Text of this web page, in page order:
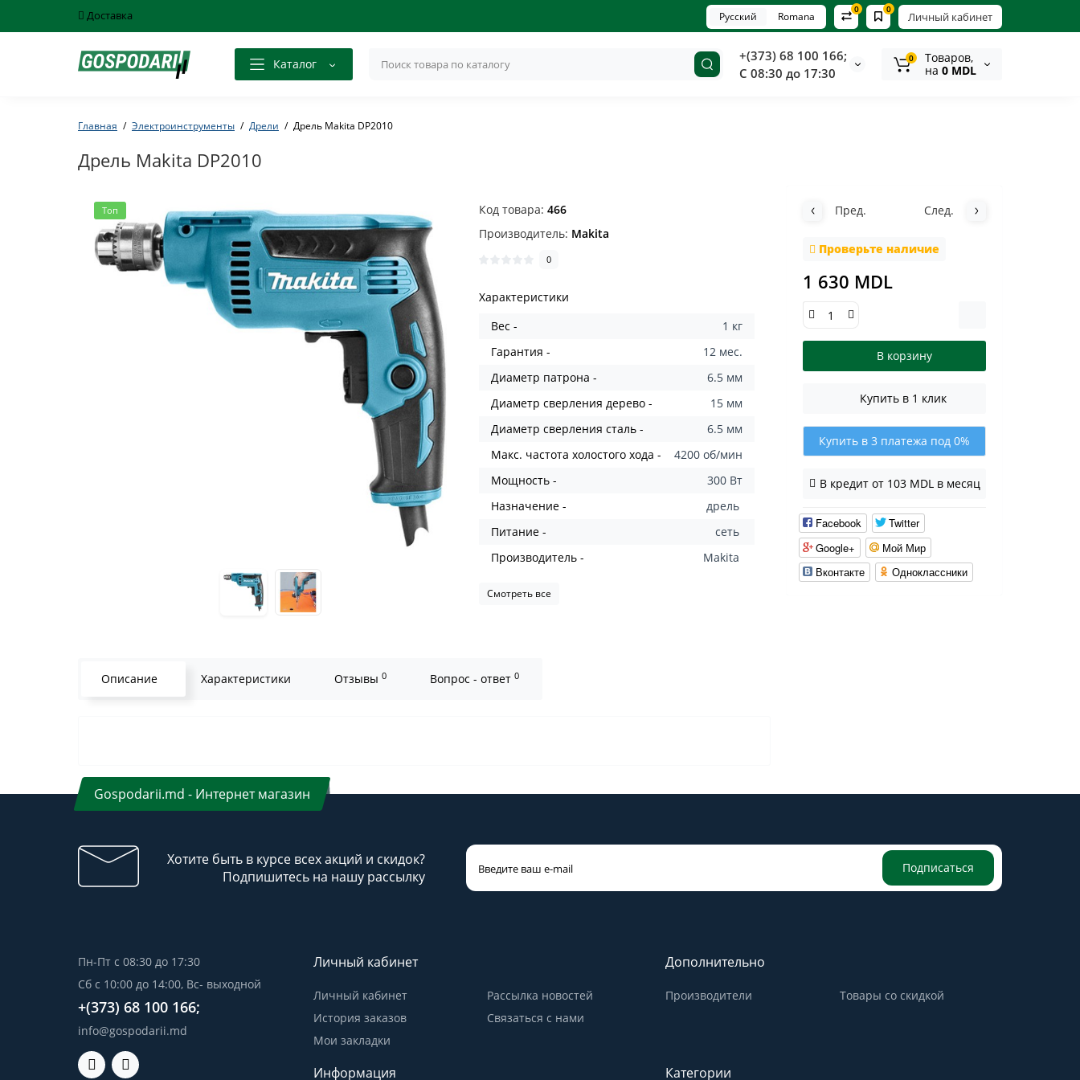
Доставка Личный кабинет
0
0
Русский Romana
Каталог
+(373) 68 100 166;
С 08:30 до 17:30
0
Tоваров,
на 0 MDL
Главная Электроинструменты Дрели Дрель Makita DP2010
Дрель Makita DP2010
Топ Код товара:466
Производитель: Makita
0
Характеристики
Вес -
1 кг
Гарантия -
12 мес.
Диаметр патрона -
6.5 мм
Диаметр сверления дерево -
15 мм
Диаметр сверления сталь -
6.5 мм
Макс. частота холостого хода -
4200 об/мин
Мощность -
300 Вт
Назначение -
дрель
Питание -
сеть
Производитель -
Makita
Смотреть все
Пред. След.
Проверьте наличие
1 630 MDL
В корзину
Купить в 1 клик
Купить в 3 платежа под 0%
В кредит от 103 MDL в месяц
Facebook
Twitter
Google+
Мой Мир
Вконтакте
Одноклассники
Описание Характеристики Отзывы 0 Вопрос - ответ 0
Gospodarii.md - Интернет магазин
Хотите быть в курсе всех акций и скидок?
Подпишитесь на нашу рассылку
Подписаться
Пн-Пт с 08:30 до 17:30
Сб с 10:00 до 14:00, Вс- выходной
+(373) 68 100 166;
info@gospodarii.md
Личный кабинет
Личный кабинет
История заказов
Мои закладки
Рассылка новостей
Связаться с нами
Дополнительно
Производители Товары со скидкой
Информация Категории